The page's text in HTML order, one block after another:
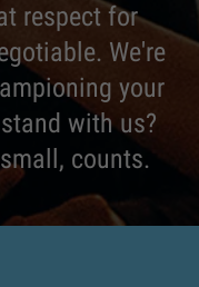
respect for
We're
your
with us?
counts.